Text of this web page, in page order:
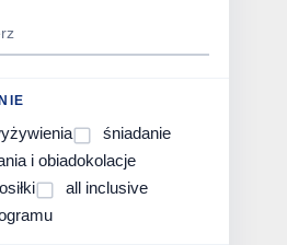
śniadanie
i obiadokolacje
all inclusive